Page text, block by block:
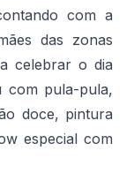
com a
das zonas
celebrar o dia
com pula-pula,
doce, pintura
especial com